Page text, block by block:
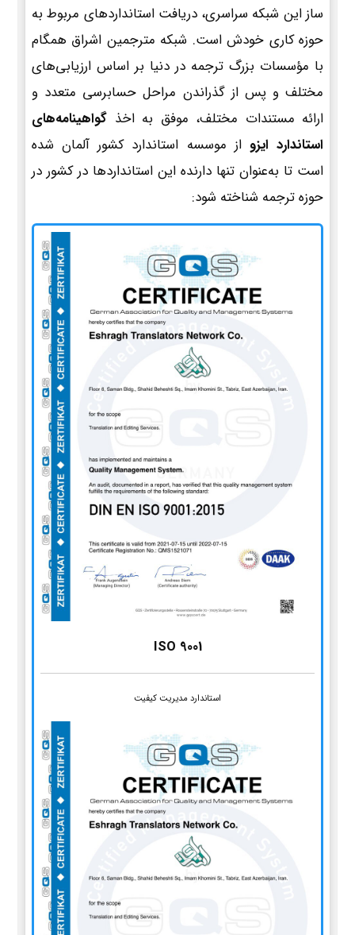
ساز این شبکه سراسری، دریافت استانداردهای مربوط به
حوزه کاری خودش است. شبکه مترجمین اشراق همگام
با مؤسسات بزرگ ترجمه در دنیا بر اساس ارزیابی‌های
مختلف و پس از گذراندن مراحل حسابرسی متعدد و
ارائه مستندات مختلف، موفق به اخذ گواهینامه‌های
استاندارد ایزو از موسسه استاندارد کشور آلمان شده
است تا به‌عنوان تنها دارنده این استانداردها در کشور در
حوزه ترجمه شناخته شود:
ISO 9001
استاندارد مدیریت کیفیت